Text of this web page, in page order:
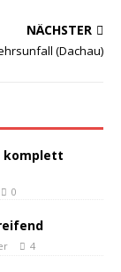
NÄCHSTER
(Dachau)
komplett
0
4